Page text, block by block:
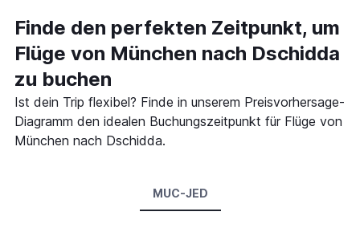
Finde den perfekten Zeitpunkt, um
Flüge von München nach Dschidda
zu buchen
Ist dein Trip flexibel? Finde in unserem Preisvorhersage-
Diagramm den idealen Buchungszeitpunkt für Flüge von
München nach Dschidda.
MUC-JED